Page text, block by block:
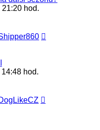
hod.
hod.